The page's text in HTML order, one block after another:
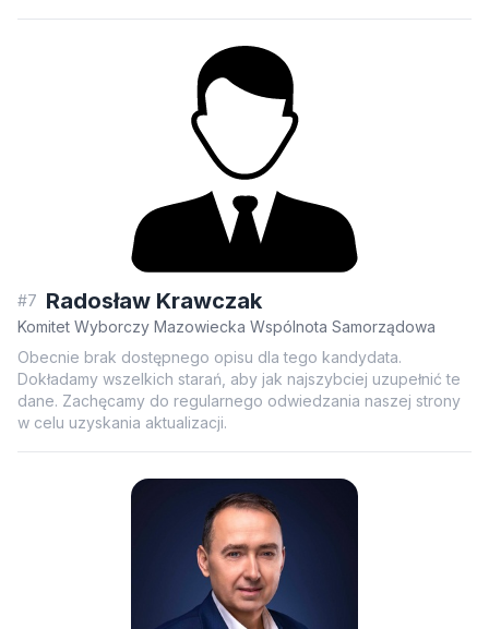
#7 Radosław Krawczak
Komitet Wyborczy Mazowiecka Wspólnota Samorządowa
Obecnie brak dostępnego opisu dla tego kandydata.
Dokładamy wszelkich starań, aby jak najszybciej uzupełnić te
dane. Zachęcamy do regularnego odwiedzania naszej strony
w celu uzyskania aktualizacji.